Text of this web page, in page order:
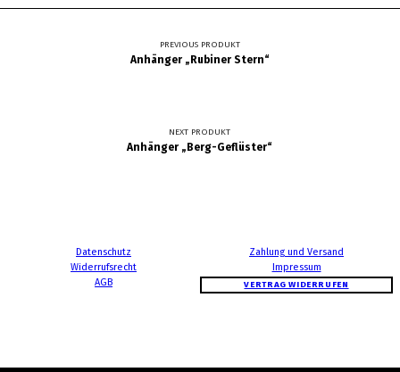
Beitragsnavigation
PREVIOUS PRODUKT
Anhänger „Rubiner Stern“
NEXT PRODUKT
Anhänger „Berg-Geflüster“
Datenschutz
Zahlung und Versand
Widerrufsrecht
Impressum
AGB
VERTRAG WIDERRUFEN